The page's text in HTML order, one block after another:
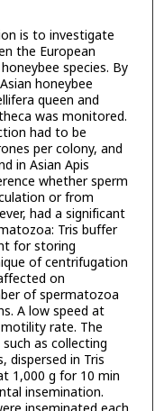
is to investigate
the European
species. By
honeybee
queen and
was monitored.
had to be
per colony, and
in Asian Apis
whether sperm
or from
had a significant
Tris buffer
for storing
of centrifugation
on
of spermatozoa
A low speed at
rate. The
as collecting
dispersed in Tris
1,000 g for 10 min
insemination.